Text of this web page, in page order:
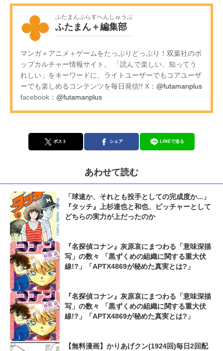
ふたまんぷらすへんしゅうぶ
ふたまん＋編集部
マンガ＋アニメ＋ゲームをたっぷりどっぷり！双葉社のポ
ップカルチャー情報サイト。 「読んで楽しい、知ってう
れしい」をキーワードに、ライトユーザーでもコアユーザ
ーでも楽しめるコンテンツを毎日発信!! X： @futamanplus
facebook： @futamanplus
ポスト シェア LINEで送る
あわせて読む
「球速か、それとも投手としての完成度か...」
『タッチ』上杉達也と和也、ピッチャーとして
どちらの実力が上だったのか
『名探偵コナン』灰原哀にまつわる「意味深描
写」の数々 「黒ずくめの組織に関する重大伏
線!?」「APTX4869が秘めた真実とは?」
『名探偵コナン』灰原哀にまつわる「意味深描
写」の数々 「黒ずくめの組織に関する重大伏
線!?」「APTX4869が秘めた真実とは?」
【無料漫画】かりあげクン(1924回)毎日2回配